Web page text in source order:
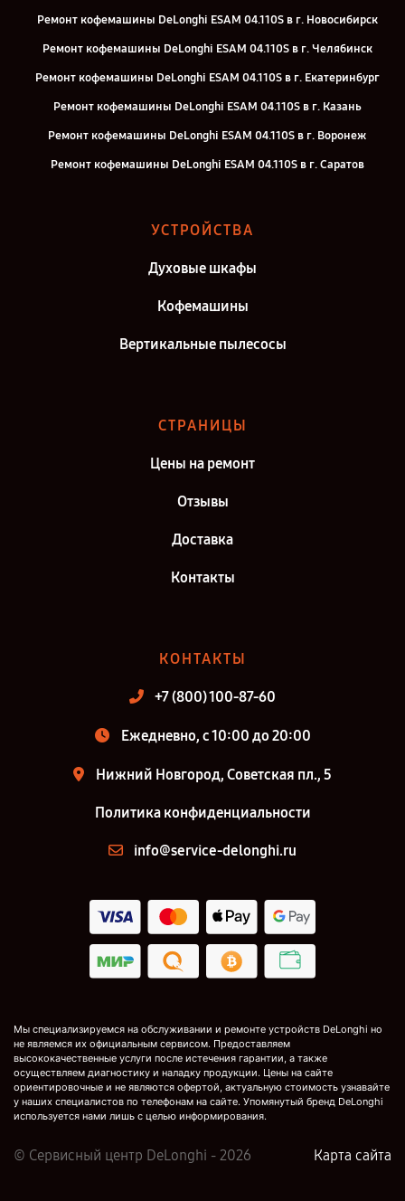
Ремонт кофемашины DeLonghi ESAM 04.110S в г. Новосибирск
Ремонт кофемашины DeLonghi ESAM 04.110S в г. Челябинск
Ремонт кофемашины DeLonghi ESAM 04.110S в г. Екатеринбург
Ремонт кофемашины DeLonghi ESAM 04.110S в г. Казань
Ремонт кофемашины DeLonghi ESAM 04.110S в г. Воронеж
Ремонт кофемашины DeLonghi ESAM 04.110S в г. Саратов
Ремонт кофемашины DeLonghi ESAM 04.110S в г. Киров
Ремонт кофемашины DeLonghi ESAM 04.110S в г. Санкт-Петербург
УСТРОЙСТВА
Духовые шкафы
Кофемашины
Вертикальные пылесосы
СТРАНИЦЫ
Цены на ремонт
Отзывы
Доставка
Контакты
КОНТАКТЫ
+7 (800) 100-87-60
Ежедневно, с 10:00 до 20:00
Нижний Новгород, Советская пл., 5
Политика конфиденциальности
info@service-delonghi.ru
Мы специализируемся на обслуживании и ремонте устройств DeLonghi но
не являемся их официальным сервисом. Предоставляем
высококачественные услуги после истечения гарантии, а также
осуществляем диагностику и наладку продукции. Цены на сайте
ориентировочные и не являются офертой, актуальную стоимость узнавайте
у наших специалистов по телефонам на сайте. Упомянутый бренд DeLonghi
используется нами лишь с целью информирования.
© Сервисный центр DeLonghi - 2026 Карта сайта